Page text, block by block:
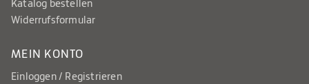
Katalog bestellen
Widerrufsformular
MEIN KONTO
Einloggen / Registrieren